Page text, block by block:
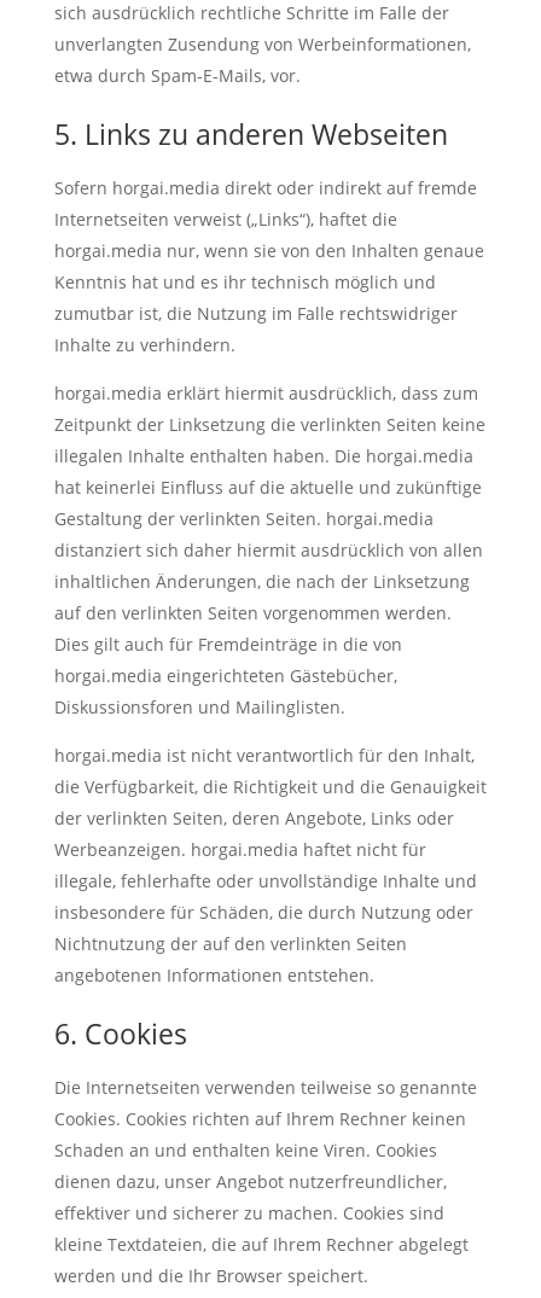
sich ausdrücklich rechtliche Schritte im Falle der
unverlangten Zusendung von Werbeinformationen,
etwa durch Spam-E-Mails, vor.
5. Links zu anderen Webseiten
Sofern horgai.media direkt oder indirekt auf fremde
Internetseiten verweist („Links“), haftet die
horgai.media nur, wenn sie von den Inhalten genaue
Kenntnis hat und es ihr technisch möglich und
zumutbar ist, die Nutzung im Falle rechtswidriger
Inhalte zu verhindern.
horgai.media erklärt hiermit ausdrücklich, dass zum
Zeitpunkt der Linksetzung die verlinkten Seiten keine
illegalen Inhalte enthalten haben. Die horgai.media
hat keinerlei Einfluss auf die aktuelle und zukünftige
Gestaltung der verlinkten Seiten. horgai.media
distanziert sich daher hiermit ausdrücklich von allen
inhaltlichen Änderungen, die nach der Linksetzung
auf den verlinkten Seiten vorgenommen werden.
Dies gilt auch für Fremdeinträge in die von
horgai.media eingerichteten Gästebücher,
Diskussionsforen und Mailinglisten.
horgai.media ist nicht verantwortlich für den Inhalt,
die Verfügbarkeit, die Richtigkeit und die Genauigkeit
der verlinkten Seiten, deren Angebote, Links oder
Werbeanzeigen. horgai.media haftet nicht für
illegale, fehlerhafte oder unvollständige Inhalte und
insbesondere für Schäden, die durch Nutzung oder
Nichtnutzung der auf den verlinkten Seiten
angebotenen Informationen entstehen.
6. Cookies
Die Internetseiten verwenden teilweise so genannte
Cookies. Cookies richten auf Ihrem Rechner keinen
Schaden an und enthalten keine Viren. Cookies
dienen dazu, unser Angebot nutzerfreundlicher,
effektiver und sicherer zu machen. Cookies sind
kleine Textdateien, die auf Ihrem Rechner abgelegt
werden und die Ihr Browser speichert.